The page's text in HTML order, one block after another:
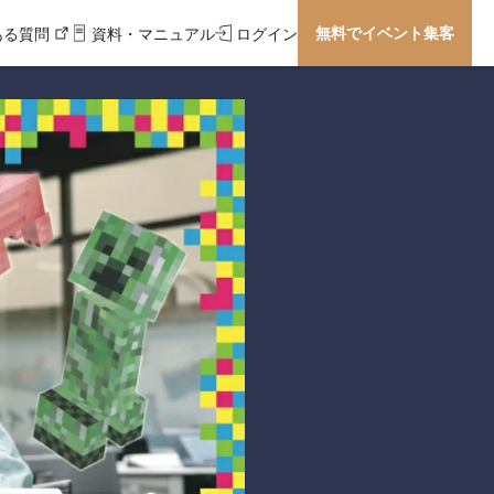
質問 資料・マニュアル ログイン 無料でイベント集客